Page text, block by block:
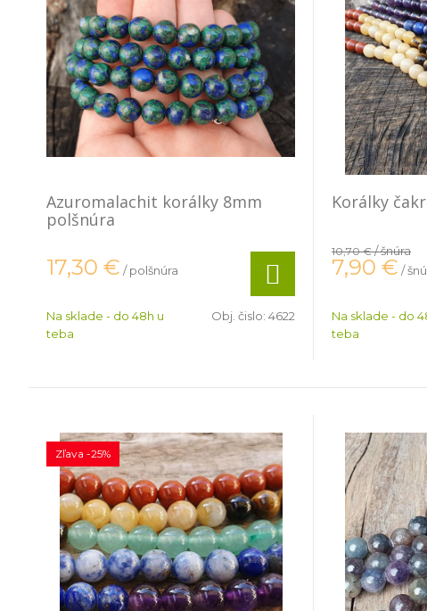
Azuromalachit korálky 8mm
polšnúra
17,30 € / polšnúra
Na sklade - do 48h u
teba
Obj. čislo: 4622
Korálky
10,70 €/ šnúra
7,90 € /
Na sklade - do
teba
Zľava -25%